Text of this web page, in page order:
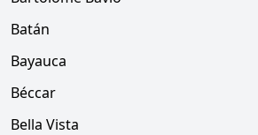
Batán
Bayauca
Béccar
Bella Vista